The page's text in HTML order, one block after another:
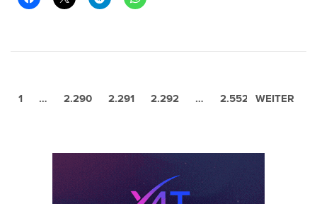
VORHERIGE
1 … 2.290 2.291 2.292 … 2.552 WEITER